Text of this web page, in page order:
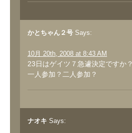
かとちゃん２号 Says:
10月 20th, 2008 at 8:43 AM
23日はゲイツ７急遽決定ですか？
一人参加？二人参加？
ナオキ Says: